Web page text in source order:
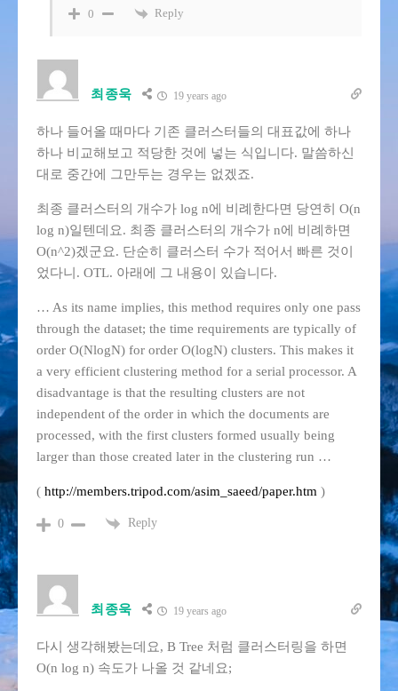
0 Reply
최종욱 19 years ago
하나 들어올 때마다 기존 클러스터들의 대표값에 하나
하나 비교해보고 적당한 것에 넣는 식입니다. 말씀하신
대로 중간에 그만두는 경우는 없겠죠.
최종 클러스터의 개수가 log n에 비례한다면 당연히 O(n
log n)일텐데요. 최종 클러스터의 개수가 n에 비례하면
O(n^2)겠군요. 단순히 클러스터 수가 적어서 빠른 것이
었다니. OTL. 아래에 그 내용이 있습니다.
… As its name implies, this method requires only one pass
through the dataset; the time requirements are typically of
order O(NlogN) for order O(logN) clusters. This makes it
a very efficient clustering method for a serial processor. A
disadvantage is that the resulting clusters are not
independent of the order in which the documents are
processed, with the first clusters formed usually being
larger than those created later in the clustering run …
( http://members.tripod.com/asim_saeed/paper.htm )
0 Reply
최종욱 19 years ago
다시 생각해봤는데요, B Tree 처럼 클러스터링을 하면
O(n log n) 속도가 나올 것 같네요;